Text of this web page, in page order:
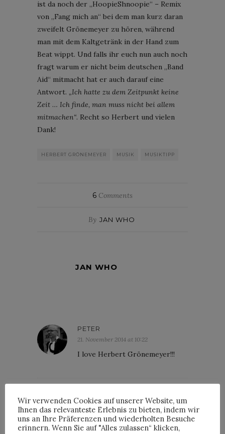
ist da noch der „HoopieShnoopie“ – Remix
von „Fang mich an“ bei dem man kurz daran
zweifelt Grönemeyer zu hören, während
man mit dem Kaltgetränk in der Hand zum
Beat wippt. Und falls ihr euch nun auch noch
fragt warum er nicht beim deutschen „Band
Aid“ mitmacht hat er auch darauf eine
Antwort. „Ich hatte zu dem Zeitpunkt keine
Zeit … Ich finde, man muss nicht bei allem
mitmachen“. Recht so Herbert und vielen
Dank!
HERBERT GRÖNEMEYER MUSIK MUSIKTIPP
6 Comments
By JAN WHO
JAN WHO
PETER
21. November 2014 at 10:22
I love Herbert Grönemeyer!!!
MANFRED
21. November 2014 at 11:13
Morgen klingt wie ein Lied von
Wir verwenden Cookies auf unserer Website, um
Ihnen das relevanteste Erlebnis zu bieten, indem wir
uns an Ihre Präferenzen und wiederholten Besuche
erinnern. Wenn Sie auf "Alles zulassen“ klicken,